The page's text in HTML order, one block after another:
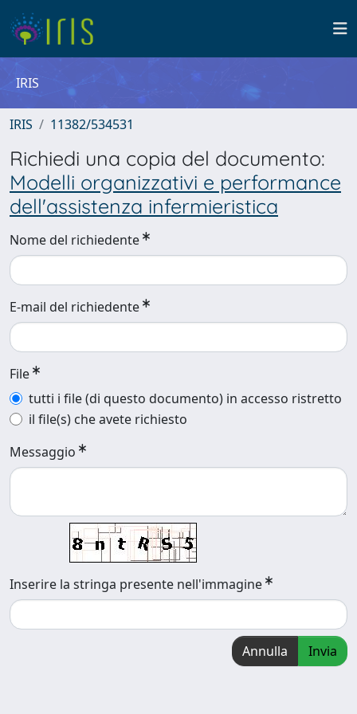
IRIS
IRIS 11382/534531
Richiedi una copia del documento:
Modelli organizzativi e performance
dell'assistenza infermieristica
Nome del richiedente
E-mail del richiedente
File
tutti i file (di questo documento) in accesso ristretto
il file(s) che avete richiesto
Messaggio
Inserire la stringa presente nell'immagine
Annulla Invia